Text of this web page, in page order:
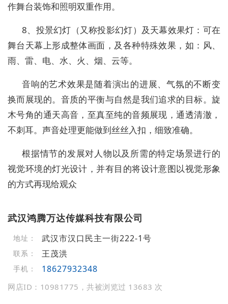
作舞台装饰和照明双重作用。
8、投景幻灯（又称投影幻灯）及天幕效果灯：可在
舞台天幕上形成整体画面，及各种特殊效果，如：风、
雨、雷、电、水、火、烟、云等。
音响的艺术效果是随着演出的进展、气氛的不断变
换而展现的。音质的平衡与自然是我们追求的目标。旋
木号角的通天高音，至真至纯的音频展现，通透清澈，
不刺耳。声音处理更能做到丝丝入扣，细致准确。
根据情节的发展对人物以及所需的特定场景进行的
视觉环境的灯光设计，并有目的将设计意图以视觉形象
的方式再现给观众
武汉鸿腾万达传媒科技有限公司
地址： 武汉市汉口民主一街222-1号
联系： 王茂洪
手机： 18627932348
网店ID：10981775，共被浏览过 13683 次